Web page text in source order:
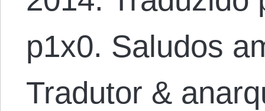
p1x0. Saludos
Tradutor &